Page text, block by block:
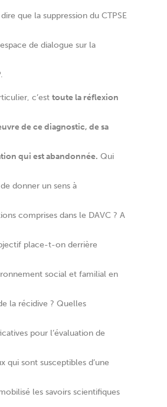
que la suppression du CTPSE
de dialogue sur la
c’est toute la réflexion
de ce diagnostic, de sa
qui est abandonnée. Qui
donner un sens à
comprises dans le DAVC ? A
place-t-on derrière
social et familial en
la récidive ? Quelles
pour l’évaluation de
qui sont susceptibles d’une
les savoirs scientifiques